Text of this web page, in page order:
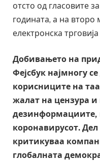
отсто од гласовите
годината, а на второ
електронска
Добивањето на
Фејсбук најмногу
корисниците на
жалат на цензура и
дезинформациите,
коронавирусот.
критикуваа
глобалната